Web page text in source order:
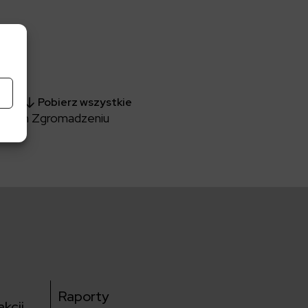
Pobierz wszystkie
Zgromadzeniu
Raporty